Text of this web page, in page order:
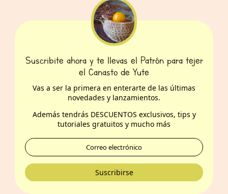
Suscribite ahora y te llevas el Patrón para tejer
el Canasto de Yute
Vas a ser la primera en enterarte de las últimas
novedades y lanzamientos.
Además tendrás DESCUENTOS exclusivos, tips y
tutoriales gratuitos y mucho más
Suscribirse